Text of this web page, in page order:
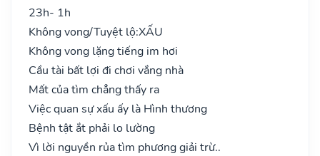
23h- 1h
Không vong/Tuyệt lộ:XẤU
Không vong lặng tiếng im hơi
Cầu tài bất lợi đi chơi vắng nhà
Mất của tìm chẳng thấy ra
Việc quan sự xấu ấy là Hình thương
Bệnh tật ắt phải lo lường
Vì lời nguyền rủa tìm phương giải trừ..